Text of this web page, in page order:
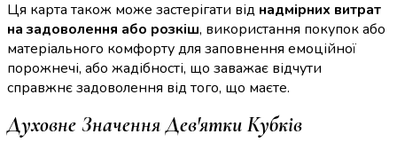
Ця карта також може застерігати від надмірних витрат
на задоволення або розкіш, використання покупок або
матеріального комфорту для заповнення емоційної
порожнечі, або жадібності, що заважає відчути
справжнє задоволення від того, що маєте.
Духовне Значення Дев'ятки Кубків